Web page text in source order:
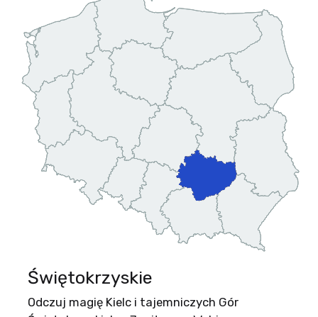
Świętokrzyskie
Odczuj magię Kielc i tajemniczych Gór